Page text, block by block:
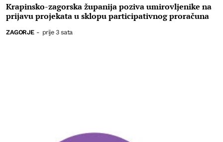
Krapinsko-zagorska županija poziva umirovljenike na
prijavu projekata u sklopu participativnog proračuna
ZAGORJE - prije 3 sata